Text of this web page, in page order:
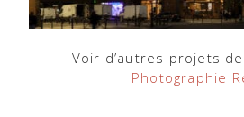
Voir d’autres projets
Photographie